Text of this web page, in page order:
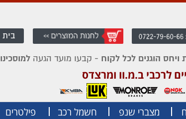
מצברי שנפ חשמל רכב פילטרים
ויחס הוגנים לכל לקוח - קבעו מועד הגעה למוסכינו
בית
לרכבי ב.מ.וו ומרצדס